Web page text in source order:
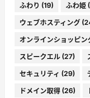
ふわり (19) ふわ姫
ウェブホスティング
オンラインショッピン
スピークエル (27)
セキュリティ (29)
ドメイン取得 (26)